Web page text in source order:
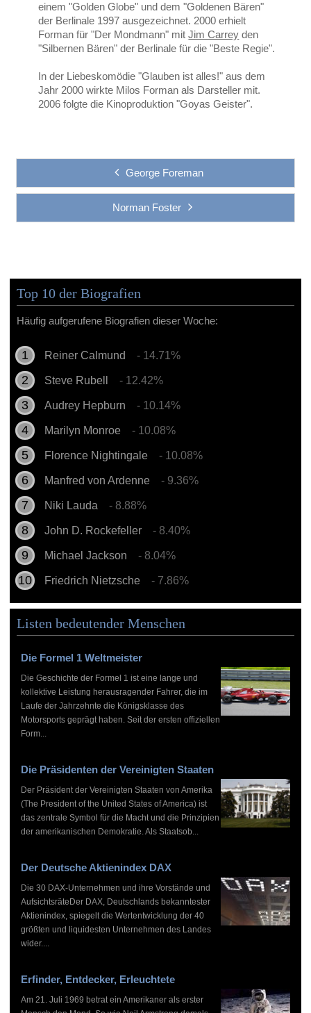
einem "Golden Globe" und dem "Goldenen Bären"
der Berlinale 1997 ausgezeichnet. 2000 erhielt
Forman für "Der Mondmann" mitJim Carrey den
"Silbernen Bären" der Berlinale für die "Beste Regie".
In der Liebeskomödie "Glauben ist alles!" aus dem
Jahr 2000 wirkte Milos Forman als Darsteller mit.
2006 folgte die Kinoproduktion "Goyas Geister".
George Foreman
Norman Foster
Top 10 der Biografien
Häufig aufgerufene Biografien dieser Woche:
Reiner Calmund - 14.71%
Steve Rubell - 12.42%
Audrey Hepburn - 10.14%
Marilyn Monroe - 10.08%
Florence Nightingale - 10.08%
Manfred von Ardenne - 9.36%
Niki Lauda - 8.88%
John D. Rockefeller - 8.40%
Michael Jackson - 8.04%
Friedrich Nietzsche - 7.86%
Listen bedeutender Menschen
Die Formel 1 Weltmeister
Die Geschichte der Formel 1 ist eine lange und
kollektive Leistung herausragender Fahrer, die im
Laufe der Jahrzehnte die Königsklasse des
Motorsports geprägt haben. Seit der ersten offiziellen
Form...
Die Präsidenten der Vereinigten Staaten
Der Präsident der Vereinigten Staaten von Amerika
(The President of the United States of America) ist
das zentrale Symbol für die Macht und die Prinzipien
der amerikanischen Demokratie. Als Staatsob...
Der Deutsche Aktienindex DAX
Die 30 DAX-Unternehmen und ihre Vorstände und
AufsichtsräteDer DAX, Deutschlands bekanntester
Aktienindex, spiegelt die Wertentwicklung der 40
größten und liquidesten Unternehmen des Landes
wider....
Erfinder, Entdecker, Erleuchtete
Am 21. Juli 1969 betrat ein Amerikaner als erster